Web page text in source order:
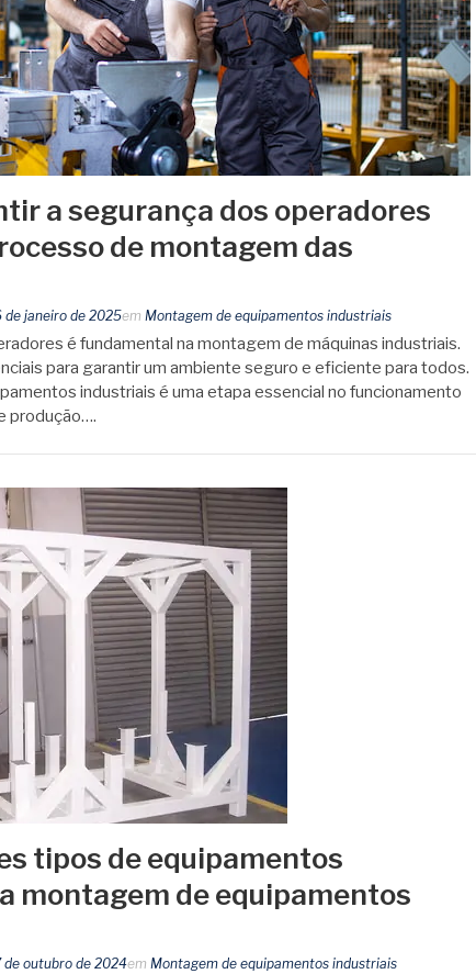
a segurança dos operadores
de montagem das
de janeiro de 2025em Montagem de equipamentos industriais
é fundamental na montagem de máquinas industriais.
para garantir um ambiente seguro e eficiente para todos.
industriais é uma etapa essencial no funcionamento
produção….
tipos de equipamentos
montagem de equipamentos
de outubro de 2024em Montagem de equipamentos industriais